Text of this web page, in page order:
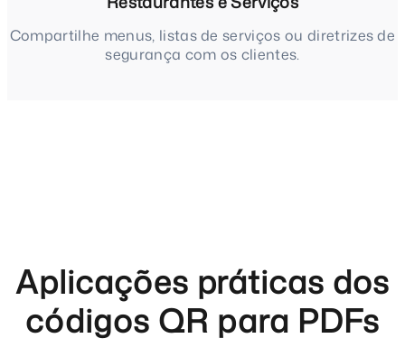
Compartilhe menus, listas de serviços ou diretrizes de
segurança com os clientes.
Aplicações práticas dos
códigos QR para PDFs